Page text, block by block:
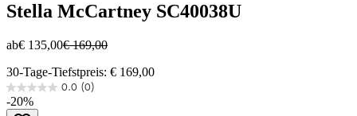
Stella McCartney SC40038U
ab€ 135,00€ 169,00
30-Tage-Tiefstpreis: € 169,00
0.0 (0)
0.0
von
-20%